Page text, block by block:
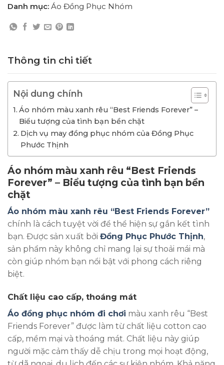
Danh mục: Áo Đồng Phục Nhóm
Thông tin chi tiết
Nội dung chính
Áo nhóm màu xanh rêu “Best Friends Forever” –
Biểu tượng của tình bạn bền chặt
Dịch vụ may đồng phục nhóm của Đồng Phục
Phước Thịnh
Áo nhóm màu xanh rêu “Best Friends
Forever” – Biểu tượng của tình bạn bền
chặt
Áo nhóm màu xanh rêu “Best Friends Forever”
chính là cách tuyệt vời để thể hiện sự gắn kết tình
bạn. Được sản xuất bởi Đồng Phục Phước Thịnh,
sản phẩm này không chỉ mang lại sự thoải mái mà
còn giúp nhóm bạn nổi bật với phong cách riêng
biệt.
Chất liệu cao cấp, thoáng mát
Áo đồng phục nhóm đi chơi màu xanh rêu “Best
Friends Forever” được làm từ chất liệu cotton cao
cấp, mềm mại và thoáng mát. Chất liệu này giúp
người mặc cảm thấy dễ chịu trong mọi hoạt động,